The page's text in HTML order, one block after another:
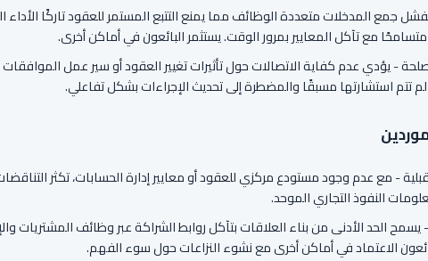
جمع المدخلات متعددة الوظائف مما يمنع التتبع المستمر للعقود تاركًا الأداء
متسامحًا مع تآكل المعايير بمرور الوقت. يستثمر البائعون في أماكن أخرى.
- يؤدي عدم كفاية الاتصالات حول تأثيرات تغيير العقود أو سير عمل
تتم استشارتها مسبقًا والمضطرة إلى تحديث الإجراءات بشكل تفاعلي.
- مع عدم وجود مستودع مركزي للعقود أو معايير إدارة الحسابات، تكثر
النفوذ التجاري الموحد.
يسمح الحد الأدنى من بناء العلاقات بتآكل روابط الشراكة عبر وظائف المشتريات
الاعتماد في أماكن أخرى مع نشوء النزاعات حول سوء الفهم.